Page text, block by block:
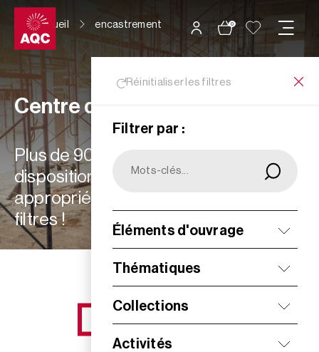
Panneau de gestion des cookies
0
Accueil encastrement
Réinitialiser les filtres
Filtrer par :
Éléments d'ouvrage
Thématiques
Collections
Activités
Centre de ressources
Plus de 900 ressources à votre
disposition : choisissez les plus
appropriées à vos besoins grâce aux
filtres !
NOS NOUVEAUTÉS